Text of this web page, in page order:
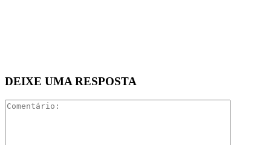
DEIXE UMA RESPOSTA